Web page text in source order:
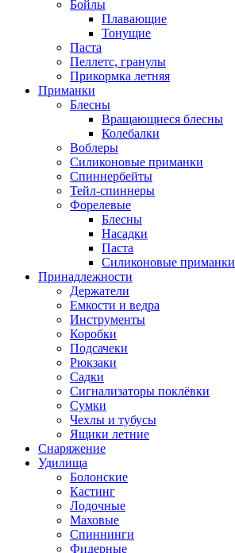
Бойлы
Плавающие
Тонущие
Паста
Пеллетс, гранулы
Прикормка летняя
Приманки
Блесны
Вращающиеся блесны
Колебалки
Воблеры
Силиконовые приманки
Спиннербейты
Тейл-спиннеры
Форелевые
Блесны
Насадки
Паста
Силиконовые приманки
Принадлежности
Держатели
Емкости и ведра
Инструменты
Коробки
Подсачеки
Рюкзаки
Садки
Сигнализаторы поклёвки
Сумки
Чехлы и тубусы
Ящики летние
Снаряжение
Удилища
Болонские
Кастинг
Лодочные
Маховые
Спиннинги
Фидерные